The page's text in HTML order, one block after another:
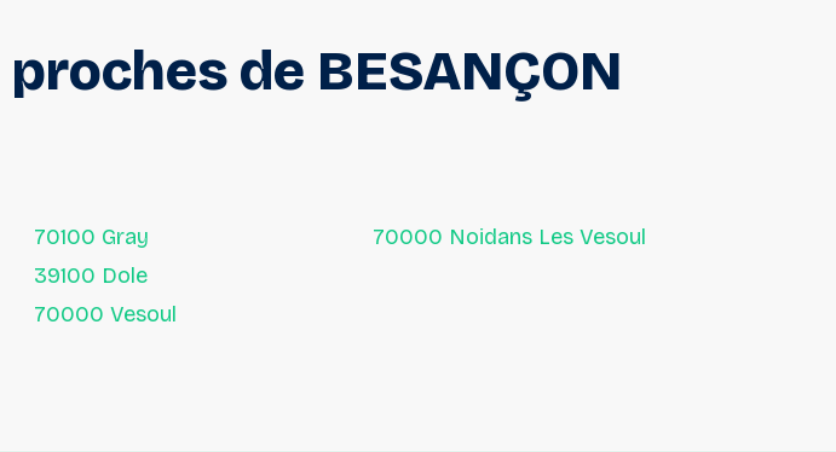
proches de BESANÇON
70100 Gray
39100 Dole
70000 Vesoul
70000 Noidans Les Vesoul